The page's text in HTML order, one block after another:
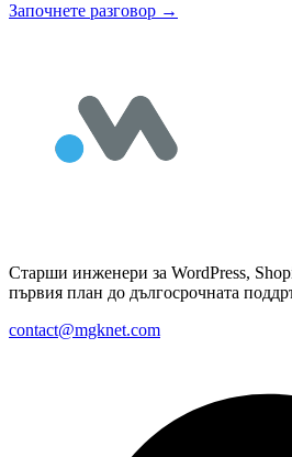
Започнете разговор →
Старши инженери за WordPress,
първия план до дългосрочната
contact@mgknet.com